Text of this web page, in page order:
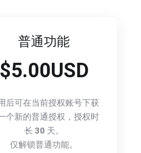
普通功能
$5.00USD
后可在当前授权账号下获
个新的普通授权，授权时
长 30 天。
仅解锁普通功能。